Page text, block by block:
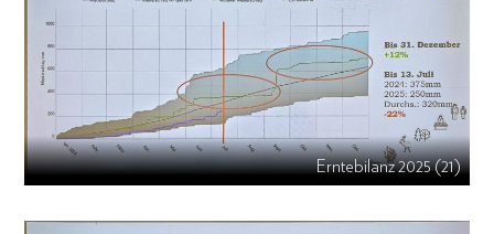
Erntebilanz 2025 (21)